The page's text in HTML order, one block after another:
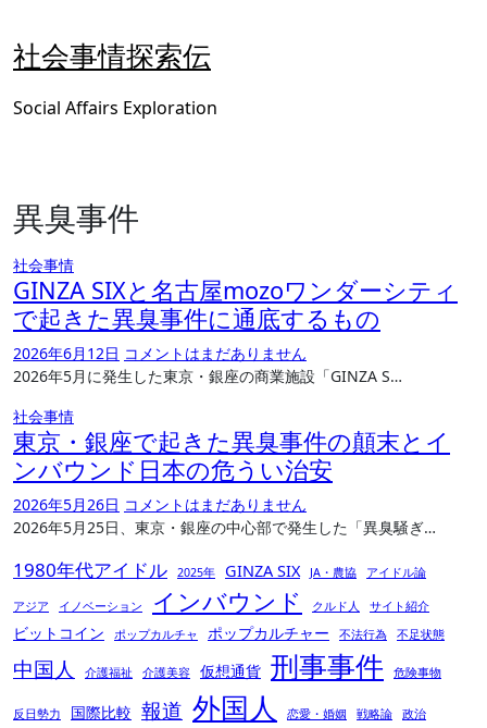
を
キ
社会事情探索伝
Social Affairs Exploration
異臭事件
社会事情
GINZA SIXと名古屋mozoワンダーシティ
で起きた異臭事件に通底するもの
2026年6月12日 コメントはまだありません
2026年5月に発生した東京・銀座の商業施設「GINZA S…
社会事情
東京・銀座で起きた異臭事件の顛末とイ
ンバウンド日本の危うい治安
2026年5月26日 コメントはまだありません
2026年5月25日、東京・銀座の中心部で発生した「異臭騒ぎ…
1980年代アイドル 2025年 GINZA SIX JA・農協 アイドル論
アジア イノベーション インバウンド クルド人 サイト紹介
ビットコイン ポップカルチャ ポップカルチャー 不法行為 不足状態
中国人 介護福祉 介護美容 仮想通貨 刑事事件 危険事物
反日勢力 国際比較 報道 外国人 恋愛・婚姻 戦略論 政治